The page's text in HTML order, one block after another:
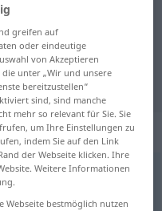
Verb
greifen auf
oder eindeutige
von Akzeptieren
unter „Wir und unsere
bereitzustellen“
sind, sind manche
mehr so relevant für Sie. Sie
um Ihre Einstellungen zu
indem Sie auf den Link
der Webseite klicken. Ihre
Weitere Informationen
Webseite bestmöglich nutzen